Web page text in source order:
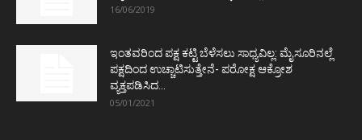
16/06/2019
ಇಂತವರಿಂದ ಪಕ್ಷ ಕಟ್ಟಿ ಬೆಳೆಸಲು ಸಾಧ್ಯವಿಲ್ಲ: ಮೈಸೂರಿನಲ್ಲೆ
ಪಕ್ಷದಿಂದ ಉಚ್ಚಾಟಿಸುತ್ತೇನೆ- ಪರೋಕ್ಷ ಆಕ್ರೋಶ
ವ್ಯಕ್ತಪಡಿಸಿದ...
05/01/2021